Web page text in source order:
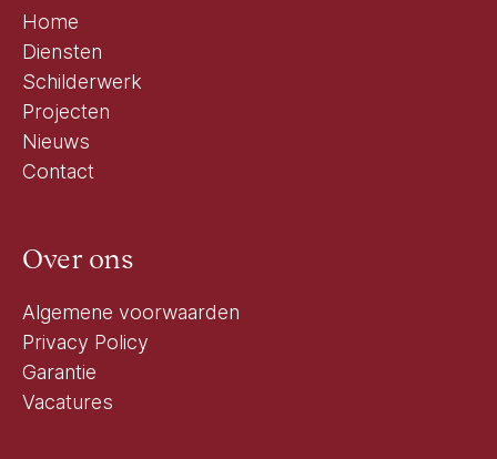
Home
Diensten
Schilderwerk
Projecten
Nieuws
Contact
Over ons
Algemene voorwaarden
Privacy Policy
Garantie
Vacatures